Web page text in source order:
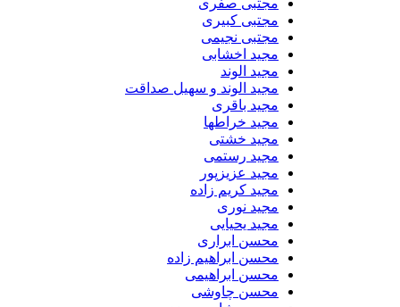
مجتبی کبیری
مجتبی نجیمی
مجید اخشابی
مجید الوند‎
مجید الوند و سهیل صداقت
مجید باقری
مجید خراطها
مجید خشتی
مجید رستمی
مجید عزیزپور
مجید کریم زاده
مجید نوری
مجید یحیایی
محسن ابراری
محسن ابراهیم زاده
محسن ابراهیمی
محسن چاوشی